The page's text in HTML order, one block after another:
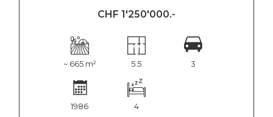
CHF 1'250'000.-
~ 665 m² 5.5 3
1986 4